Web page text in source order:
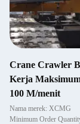
Crane Crawler
Kerja
100 M/menit
Nama merek: XCMG
Minimum Order